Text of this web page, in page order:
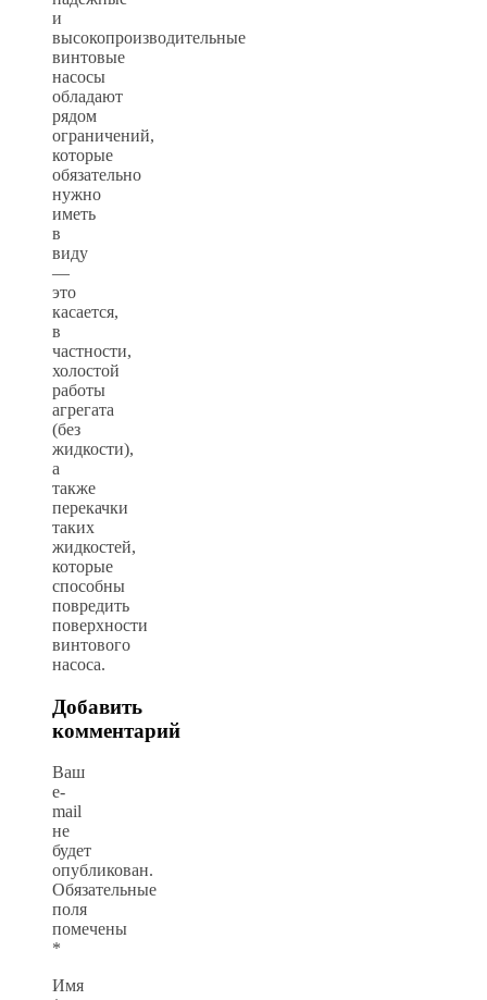
и
высокопроизводительные
винтовые
насосы
обладают
рядом
ограничений,
которые
обязательно
нужно
иметь
в
виду
—
это
касается,
в
частности,
холостой
работы
агрегата
(без
жидкости),
а
также
перекачки
таких
жидкостей,
которые
способны
повредить
поверхности
винтового
насоса.
Добавить
комментарий
Ваш
e-
mail
не
будет
опубликован.
Обязательные
поля
помечены
*
Имя